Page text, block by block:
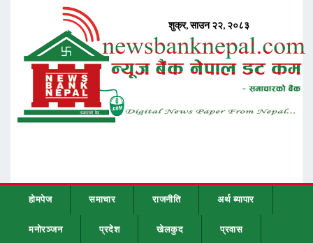
होमपेज समाचार राजनीति अर्थ ब्यापार
मनोरञ्जन प्रदेश खेलकुद प्रवास